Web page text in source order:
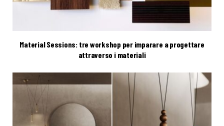
Material Sessions: tre workshop per imparare a progettare
attraverso i materiali